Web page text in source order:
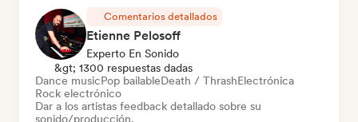
Comentarios detallados
Etienne Pelosoff
Experto En Sonido
&gt; 1300 respuestas dadas
Dance musicPop bailableDeath / ThrashElectrónica
Rock electrónico
Dar a los artistas feedback detallado sobre su
sonido/producción.